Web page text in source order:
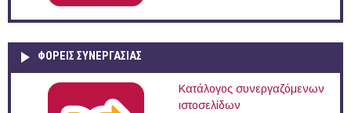
ΦΟΡΕΙΣ ΣΥΝΕΡΓΑΣΙΑΣ
Κατάλογος συνεργαζόμενων
ιστοσελίδων